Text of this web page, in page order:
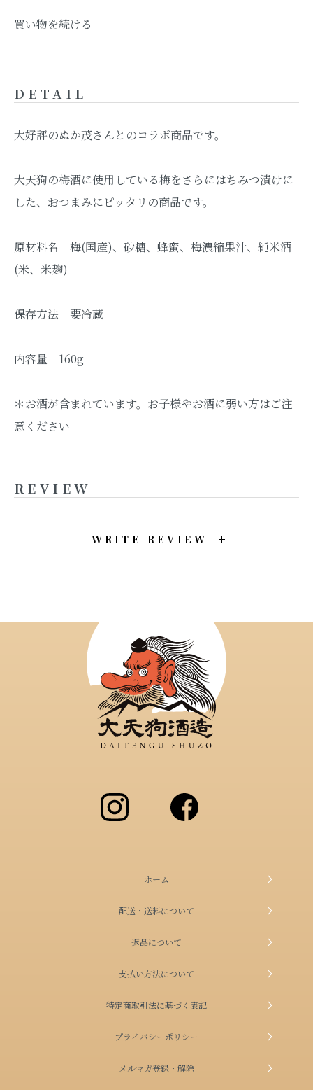
マイアカウント
買い物を続ける
DETAIL
大好評のぬか茂さんとのコラボ商品です。
大天狗の梅酒に使用している梅をさらにはちみつ漬けに
した、おつまみにピッタリの商品です。
原材料名 梅(国産)、砂糖、蜂蜜、梅濃縮果汁、純米酒
(米、米麹)
保存方法 要冷蔵
内容量 160g
＊お酒が含まれています。お子様やお酒に弱い方はご注
意ください
REVIEW
WRITE REVIEW
ホーム
配送・送料について
返品について
支払い方法について
特定商取引法に基づく表記
プライバシーポリシー
メルマガ登録・解除